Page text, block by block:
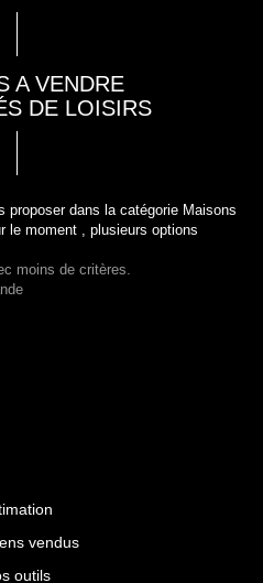
A VENDRE
DE LOISIRS
proposer dans la catégorie Maisons
le moment , plusieurs options
moins de critères.
vendus
outils